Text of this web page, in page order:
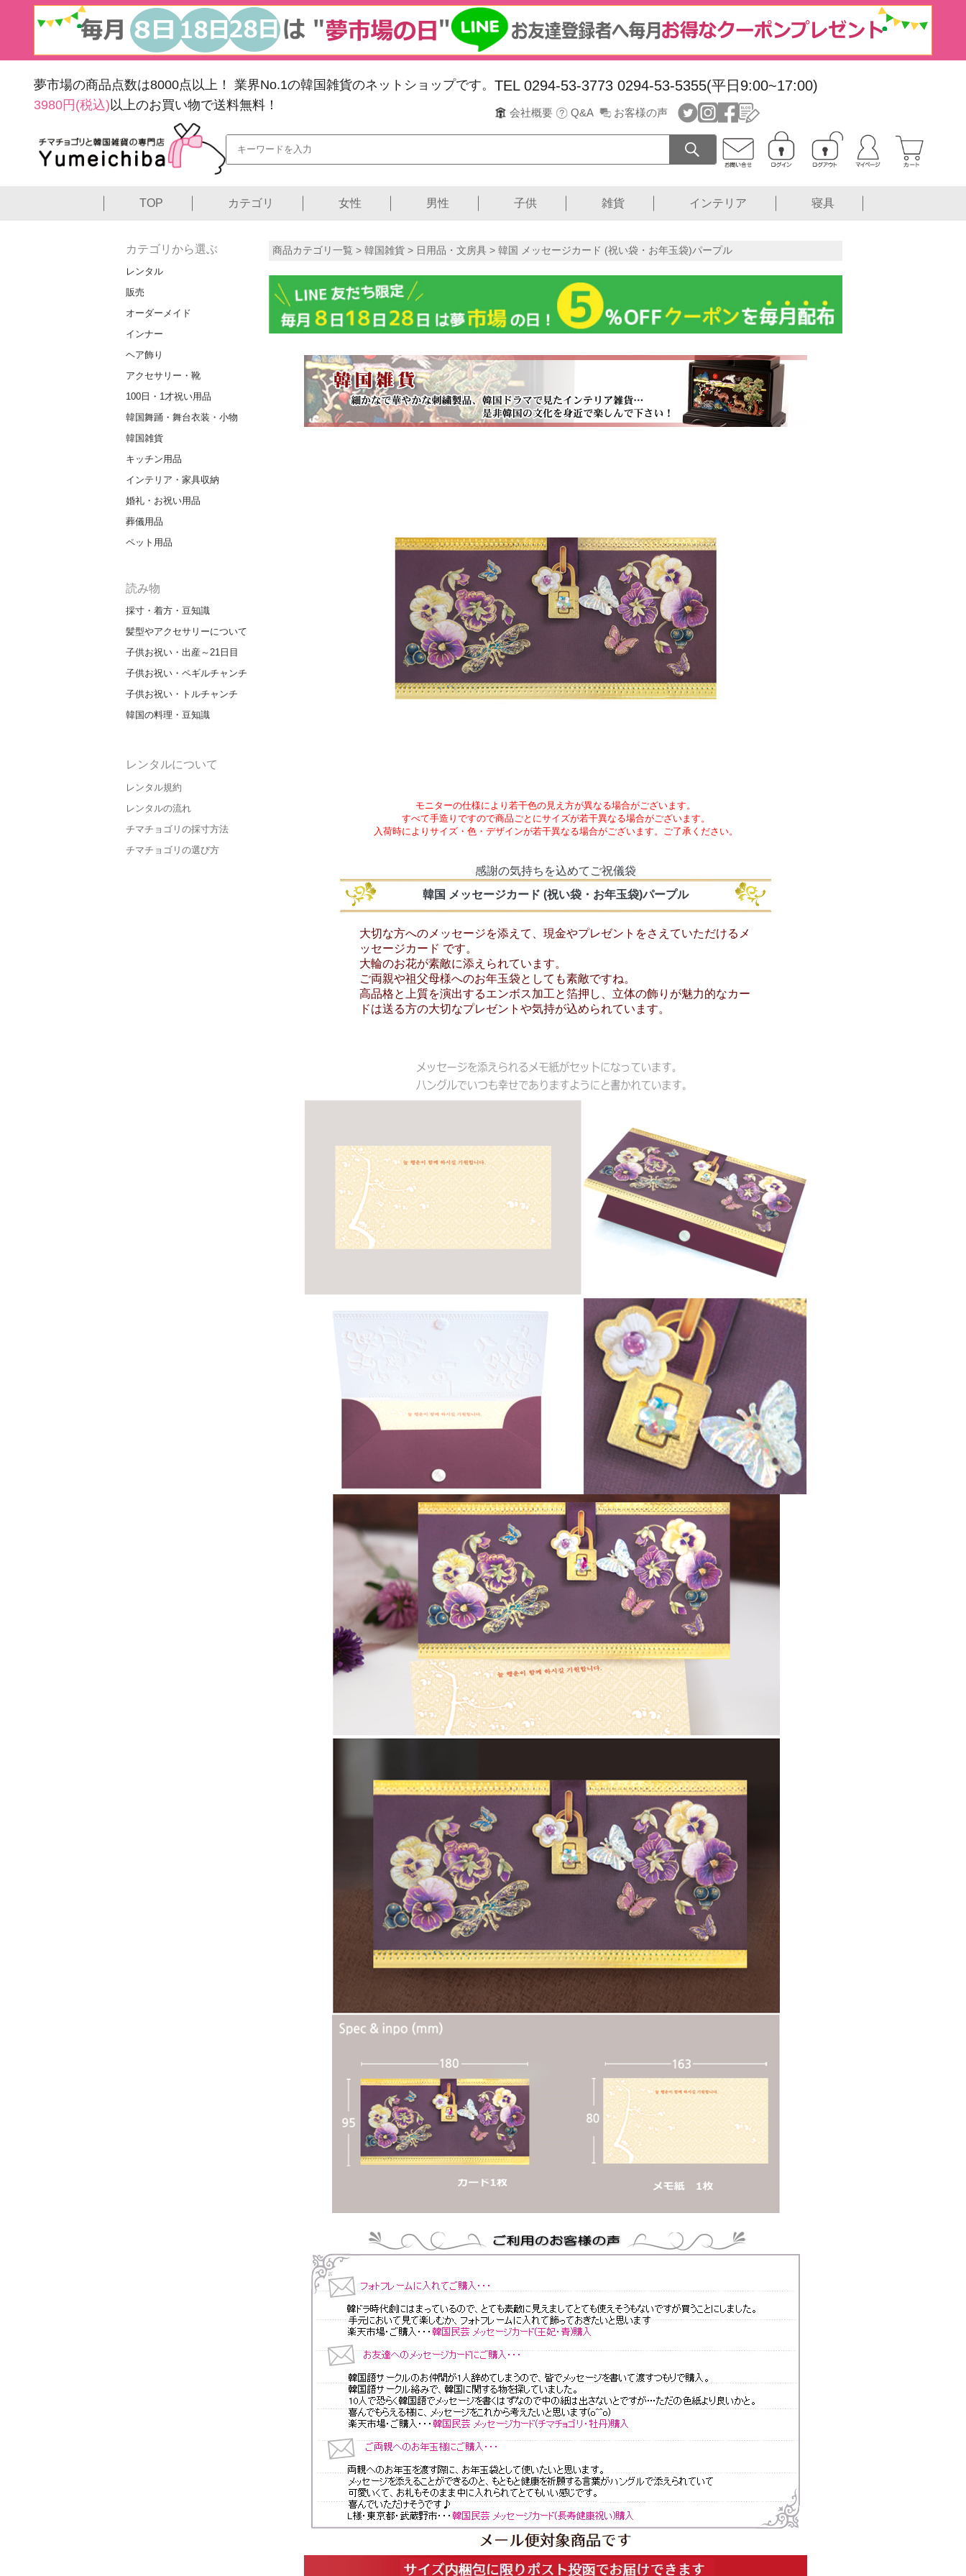
夢市場の商品点数は8000点以上！
業界No.1の韓国雑貨のネットショップです。
3980円(税込)以上のお買い物で送料無料！
TEL 0294-53-3773 0294-53-5355(平日9:00~17:00)
会社概要 Q&A お客様の声
TOP カテゴリ 女性 男性 子供 雑貨 インテリア 寝具
カテゴリから選ぶ
レンタル
販売
オーダーメイド
インナー
ヘア飾り
アクセサリー・靴
100日・1才祝い用品
韓国舞踊・舞台衣装・小物
韓国雑貨
キッチン用品
インテリア・家具収納
婚礼・お祝い用品
葬儀用品
ペット用品
読み物
採寸・着方・豆知識
髪型やアクセサリーについて
子供お祝い・出産～21日目
子供お祝い・ペギルチャンチ
子供お祝い・トルチャンチ
韓国の料理・豆知識
レンタルについて
レンタル規約
レンタルの流れ
チマチョゴリの採寸方法
チマチョゴリの選び方
商品カテゴリ一覧 > 韓国雑貨 > 日用品・文房具 > 韓国 メッセージカード (祝い袋・お年玉袋)パープル
モニターの仕様により若干色の見え方が異なる場合がございます。
すべて手造りですので商品ごとにサイズが若干異なる場合がございます。
入荷時によりサイズ・色・デザインが若干異なる場合がございます。ご了承ください。
感謝の気持ちを込めてご祝儀袋
韓国 メッセージカード (祝い袋・お年玉袋)パープル
大切な方へのメッセージを添えて、現金やプレゼントをさえていただけるメ
ッセージカード です。
大輪のお花が素敵に添えられています。
ご両親や祖父母様へのお年玉袋としても素敵ですね。
高品格と上質を演出するエンボス加工と箔押し、立体の飾りが魅力的なカー
ドは送る方の大切なプレゼントや気持が込められています。